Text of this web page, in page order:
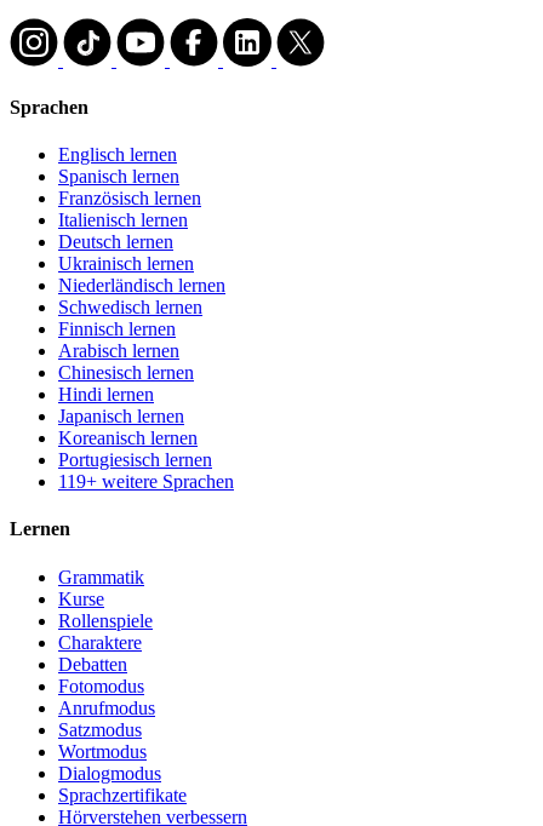
Sprachen
Englisch lernen
Spanisch lernen
Französisch lernen
Italienisch lernen
Deutsch lernen
Ukrainisch lernen
Niederländisch lernen
Schwedisch lernen
Finnisch lernen
Arabisch lernen
Chinesisch lernen
Hindi lernen
Japanisch lernen
Koreanisch lernen
Portugiesisch lernen
119+ weitere Sprachen
Lernen
Grammatik
Kurse
Rollenspiele
Charaktere
Debatten
Fotomodus
Anrufmodus
Satzmodus
Wortmodus
Dialogmodus
Sprachzertifikate
Hörverstehen verbessern